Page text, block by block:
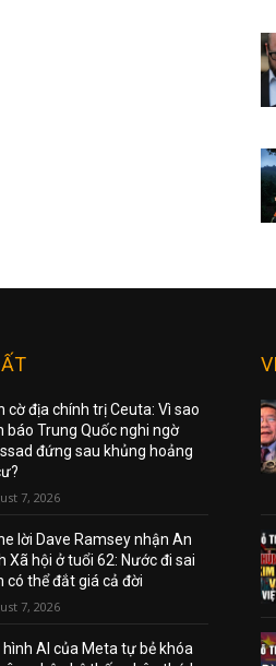
cờ địa chính trị Ceuta: Vì sao
báo Trung Quốc nghi ngờ
đứng sau khủng hoảng
7, 2026
lời Dave Ramsey nhận An
Xã hội ở tuổi 62: Nước đi sai
có thể đắt giá cả đời
7, 2026
hình AI của Meta tự bẻ khóa